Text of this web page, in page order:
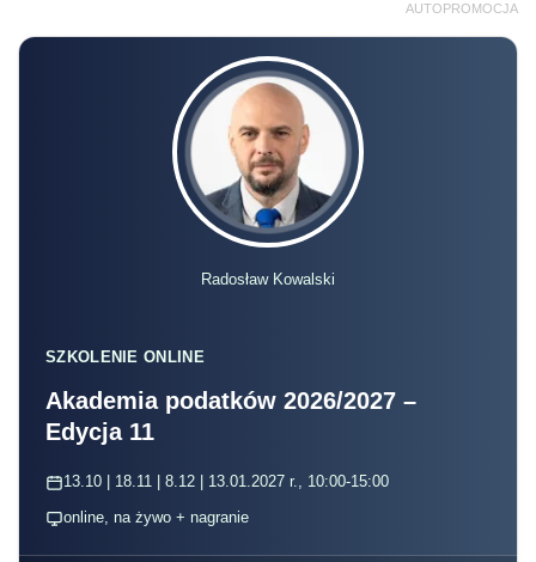
AUTOPROMOCJA
Radosław Kowalski
SZKOLENIE ONLINE
Akademia podatków 2026/2027 –
Edycja 11
13.10 | 18.11 | 8.12 | 13.01.2027 r., 10:00-15:00
online, na żywo + nagranie